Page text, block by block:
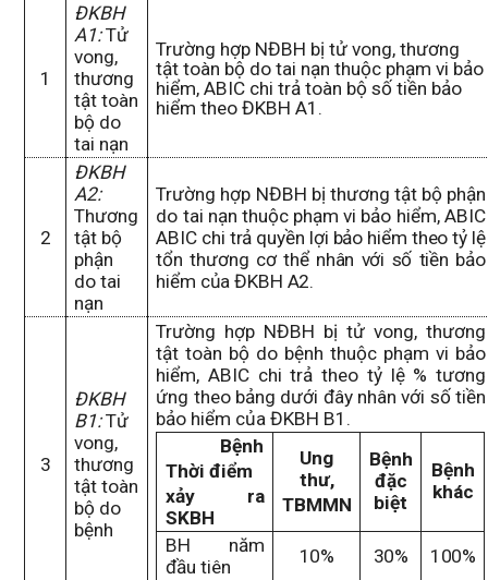
1
ĐKBH
A1:Tử
vong,
thương
tật toàn
bộ do
tai nạn
Trường hợp NĐBH bị tử vong, thương
tật toàn bộ do tai nạn thuộc phạm vi bảo
hiểm,ABIC chi trả toàn bộsố tiền bảo
hiểm theo ĐKBH A1.
2
ĐKBH
A2:
Thương
tật bộ
phận
do tai
nạn
Trường hợp NĐBH bị thương tậtbộ phận
do tai nạn thuộc phạm vi bảo hiểm, ABIC
ABIC chi trả quyền lợi bảo hiểm theo tỷ lệ
tổn thương cơ thể nhân với số tiền bảo
hiểm của ĐKBH A2.
3
ĐKBH
B1:Tử
vong,
thương
tật toàn
bộ do
bệnh
Trường hợp NĐBH bị tử vong, thương
tật toàn bộ do bệnh thuộc phạm vi bảo
hiểm, ABIC chi trả theo tỷ lệ % tương
ứng theo bảng dưới đây nhân với số tiền
bảo hiểm của ĐKBH B1.
Bệnh
Thời điểm
xảy ra
SKBH
Ung
thư,
TBMMN
Bệnh
đặc
biệt
Bệnh
khác
BH năm
đầu tiên
10% 30%
100%